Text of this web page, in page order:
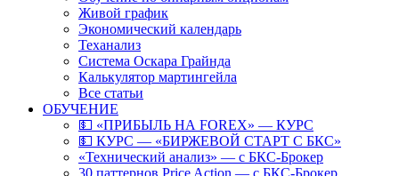
Живой график
Экономический календарь
Теханализ
Система Оскара Грайнда
Калькулятор мартингейла
Все статьи
ОБУЧЕНИЕ
💵 «ПРИБЫЛЬ НА FOREX» — КУРС
💵 КУРС — «БИРЖЕВОЙ СТАРТ С БКС»
«Технический анализ» — с БКС-Брокер
30 паттернов Price Action — с БКС-Брокер